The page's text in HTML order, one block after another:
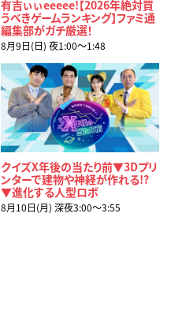
有吉ぃぃeeeee!【2026年絶対買
うべきゲームランキング】ファミ通
編集部がガチ厳選！
8月9日(日) 夜1:00〜1:48
クイズX年後の当たり前▼3Dプリ
ンターで建物や神経が作れる!?
▼進化する人型ロボ
8月10日(月) 深夜3:00〜3:55